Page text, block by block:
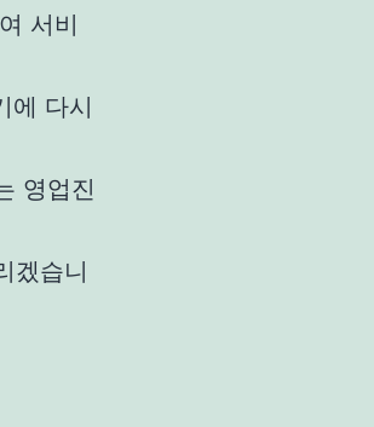
서비
다시
영업진
겠습니